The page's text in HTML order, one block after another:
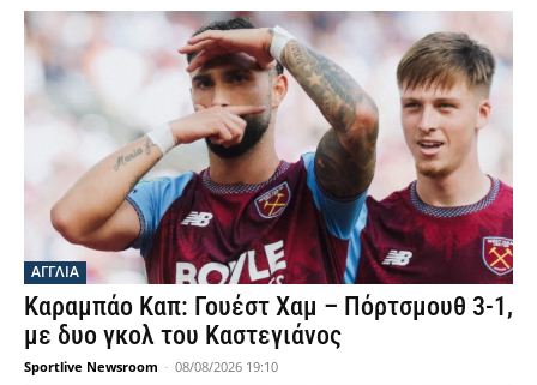
ΑΓΓΛΙΑ
Καραμπάο Καπ: Γουέστ Χαμ – Πόρτσμουθ 3-1,
με δυο γκολ του Καστεγιάνος
Sportlive Newsroom - 08/08/2026 19:10